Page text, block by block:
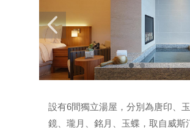
設有6間獨立湯屋，分別為唐印、
鏡、瓏月、銘月、玉蝶，取自威斯